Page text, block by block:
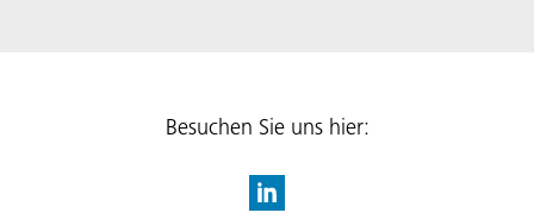
Besuchen Sie uns hier: